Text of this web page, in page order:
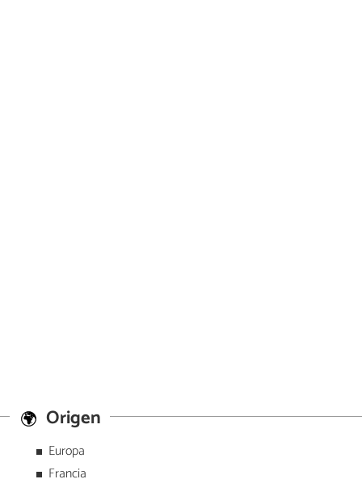
Origen
Europa
Francia